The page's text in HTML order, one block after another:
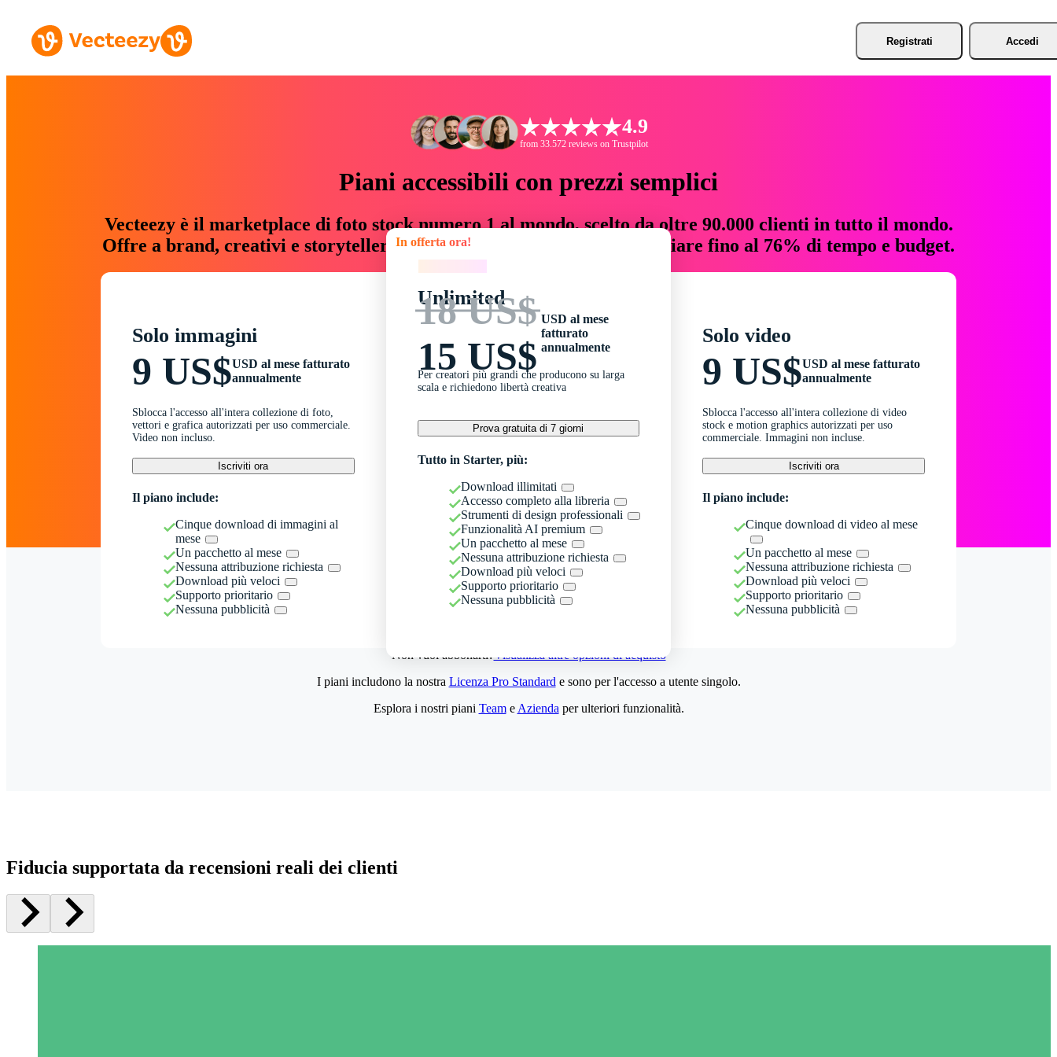
Registrati Accedi
4.9
from 33.572 reviews on Trustpilot
Piani accessibili con prezzi semplici
Vecteezy è il marketplace di foto stock numero 1 al mondo, scelto da oltre 90.000 clienti in tutto il mondo.
Offre a brand, creativi e storyteller risorse creative che fanno risparmiare fino al 76% di tempo e budget.
Solo immagini
9 US$USD al mese fatturato
annualmente
Sblocca l'accesso all'intera collezione di foto,
vettori e grafica autorizzati per uso commerciale.
Video non incluso.
Iscriviti ora
Il piano include:
Cinque download di immagini al
mese
Un pacchetto al mese
Nessuna attribuzione richiesta
Download più veloci
Supporto prioritario
Nessuna pubblicità
In offerta ora!
Unlimited
18 US$
15 US$
USD al mese
fatturato
annualmente
Per creatori più grandi che producono su larga
scala e richiedono libertà creativa
Prova gratuita di 7 giorni
Tutto in Starter, più:
Download illimitati
Accesso completo alla libreria
Strumenti di design professionali
Funzionalità AI premium
Un pacchetto al mese
Nessuna attribuzione richiesta
Download più veloci
Supporto prioritario
Nessuna pubblicità
Solo video
9 US$USD al mese fatturato
annualmente
Sblocca l'accesso all'intera collezione di video
stock e motion graphics autorizzati per uso
commerciale. Immagini non incluse.
Iscriviti ora
Il piano include:
Cinque download di video al mese
Un pacchetto al mese
Nessuna attribuzione richiesta
Download più veloci
Supporto prioritario
Nessuna pubblicità
Non vuoi abbonarti?Visualizza altre opzioni di acquisto
I piani includono la nostra Licenza Pro Standard e sono per l'accesso a utente singolo.
Esplora i nostri piani Teame Azienda per ulteriori funzionalità.
Fiducia supportata da recensioni reali dei clienti